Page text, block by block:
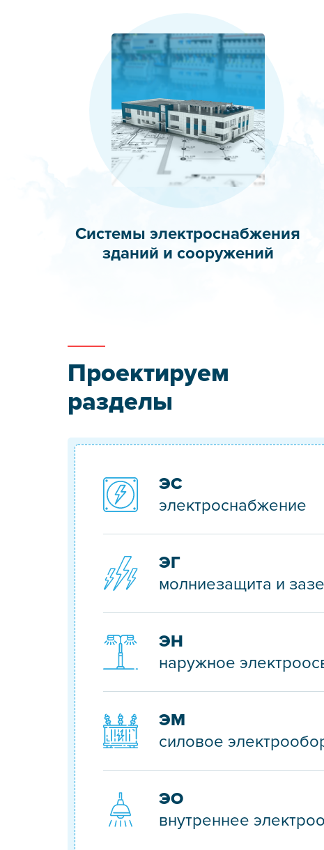
Системы электроснабжения
зданий и сооружений
Проектируем
разделы
ЭС
электроснабжение
ЭГ
молниезащита и
ЭН
наружное
ЭМ
силовое
ЭО
внутреннее